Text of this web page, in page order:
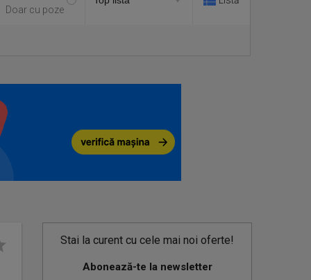
Doar cu poze
Stai la curent cu cele mai noi oferte!
Abonează-te la newsletter